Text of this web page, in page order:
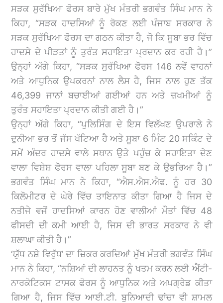
ਸੜਕ ਸੁਰੱਖਿਆ ਫੋਰਸ ਬਾਰੇ ਮੁੱਖ ਮੰਤਰੀ ਭਗਵੰਤ ਸਿੰਘ ਮਾਨ ਨੇ
ਕਿਹਾ, “ਸੜਕ ਹਾਦਸਿਆਂ ਨੂੰ ਰੋਕਣ ਲਈ ਪੰਜਾਬ ਸਰਕਾਰ ਨੇ
ਸੜਕ ਸੁਰੱਖਿਆ ਫੋਰਸ ਦਾ ਗਠਨ ਕੀਤਾ ਹੈ, ਜੋ ਕਿ ਸੂਬਾ ਭਰ ਵਿੱਚ
ਹਾਦਸੇ ਦੇ ਪੀੜਤਾਂ ਨੂੰ ਤੁਰੰਤ ਸਹਾਇਤਾ ਪ੍ਰਦਾਨ ਕਰ ਰਹੀ ਹੈ।”
ਉਨ੍ਹਾਂ ਅੱਗੇ ਕਿਹਾ, “ਸੜਕ ਸੁਰੱਖਿਆ ਫੋਰਸ 146 ਨਵੇਂ ਵਾਹਨਾਂ
ਅਤੇ ਆਧੁਨਿਕ ਉਪਕਰਨਾਂ ਨਾਲ ਲੈਸ ਹੈ, ਜਿਸ ਨਾਲ ਹੁਣ ਤੱਕ
46,399 ਜਾਨਾਂ ਬਚਾਈਆਂ ਗਈਆਂ ਹਨ ਅਤੇ ਜ਼ਖਮੀਆਂ ਨੂੰ
ਤੁਰੰਤ ਸਹਾਇਤਾ ਪ੍ਰਦਾਨ ਕੀਤੀ ਗਈ ਹੈ।”
ਉਨ੍ਹਾਂ ਅੱਗੇ ਕਿਹਾ, “ਪੁਲਿਸਿੰਗ ਦੇ ਇਸ ਵਿਲੱਖਣ ਉਪਰਾਲੇ ਨੇ
ਦੁਨੀਆ ਭਰ ਤੋਂ ਜੱਸ ਖੱਟਿਆ ਹੈ ਅਤੇ ਸੂਬਾ 6 ਮਿੰਟ 20 ਸਕਿੰਟ ਦੇ
ਸਮੇਂ ਅੰਦਰ ਹਾਦਸੇ ਵਾਲੇ ਸਥਾਨ ਉਤੇ ਪਹੁੰਚ ਕੇ ਸਹਾਇਤਾ ਦੇਣ
ਵਾਲਾ ਵਿਸ਼ੇਸ਼ ਫੋਰਸ ਵਾਲਾ ਪਹਿਲਾ ਸੂਬਾ ਬਣ ਕੇ ਉਭਰਿਆ ਹੈ।”
ਭਗਵੰਤ ਸਿੰਘ ਮਾਨ ਨੇ ਕਿਹਾ, “ਐਸ.ਐਸ.ਐਫ. ਨੂੰ ਹਰ 30
ਕਿਲੋਮੀਟਰ ਦੇ ਘੇਰੇ ਵਿੱਚ ਤਾਇਨਾਤ ਕੀਤਾ ਗਿਆ ਹੈ ਜਿਸ ਦੇ
ਨਤੀਜੇ ਵਜੋਂ ਹਾਦਸਿਆਂ ਕਾਰਨ ਹੋਣ ਵਾਲੀਆਂ ਮੌਤਾਂ ਵਿੱਚ 48
ਫੀਸਦੀ ਦੀ ਕਮੀ ਆਈ ਹੈ, ਜਿਸ ਦੀ ਭਾਰਤ ਸਰਕਾਰ ਨੇ ਵੀ
ਸ਼ਲਾਘਾ ਕੀਤੀ ਹੈ।”
‘ਯੁੱਧ ਨਸ਼ੇ ਵਿਰੁੱਧ’ ਦਾ ਜ਼ਿਕਰ ਕਰਦਿਆਂ ਮੁੱਖ ਮੰਤਰੀ ਭਗਵੰਤ ਸਿੰਘ
ਮਾਨ ਨੇ ਕਿਹਾ, “ਨਸ਼ਿਆਂ ਦੀ ਲਾਹਨਤ ਨੂੰ ਖਤਮ ਕਰਨ ਲਈ ਐਂਟੀ-
ਨਾਰਕੋਟਿਕਸ ਟਾਸਕ ਫੋਰਸ ਨੂੰ ਆਧੁਨਿਕ ਅਤੇ ਅਪਗ੍ਰੇਡ ਕੀਤਾ
ਗਿਆ ਹੈ, ਜਿਸ ਵਿੱਚ ਆਈ.ਟੀ. ਬੁਨਿਆਦੀ ਢਾਂਚਾ ਵੀ ਸ਼ਾਮਲ